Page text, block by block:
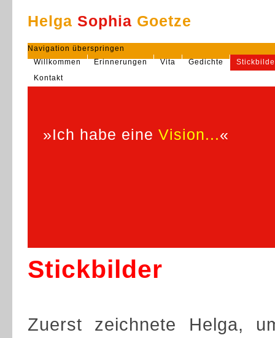
Helga Sophia Goetze
Navigation überspringen
Willkommen
Erinnerungen Vita Gedichte
Kontakt
»Ich habe eine Vision...«
Stickbilder
Zuerst zeichnete Helga,